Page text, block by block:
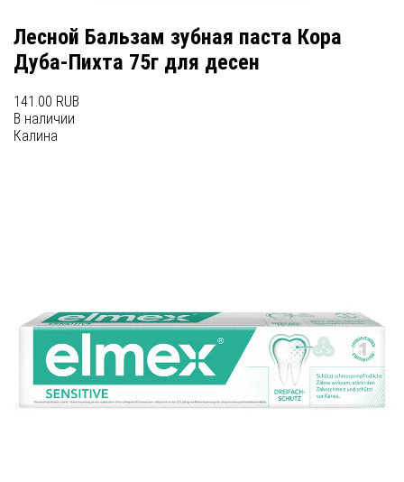
Лесной Бальзам зубная паста Кора
Дуба-Пихта 75г для десен
141.00 RUB
В наличии
Калина